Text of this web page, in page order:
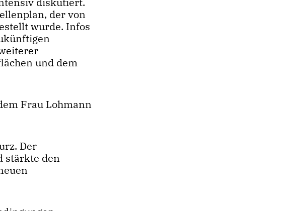
der von
wurde. Infos
und dem
Frau Lohmann
Der
stärkte den